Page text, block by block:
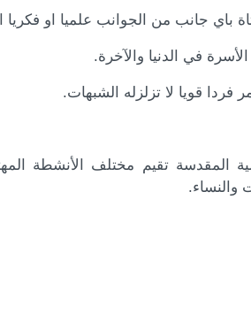
المقدسة تقيم مختلف الأنشطة
والنساء.